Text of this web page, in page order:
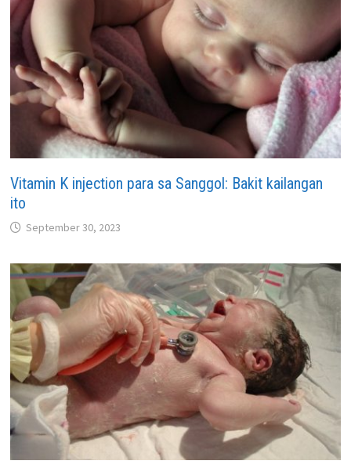
Vitamin K injection para sa Sanggol: Bakit kailangan
ito
September 30, 2023